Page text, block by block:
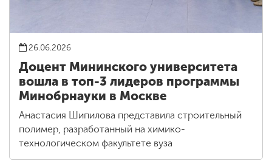
26.06.2026
Доцент Мининского университета
вошла в топ-3 лидеров программы
Минобрнауки в Москве
Анастасия Шипилова представила строительный
полимер, разработанный на химико-
технологическом факультете вуза